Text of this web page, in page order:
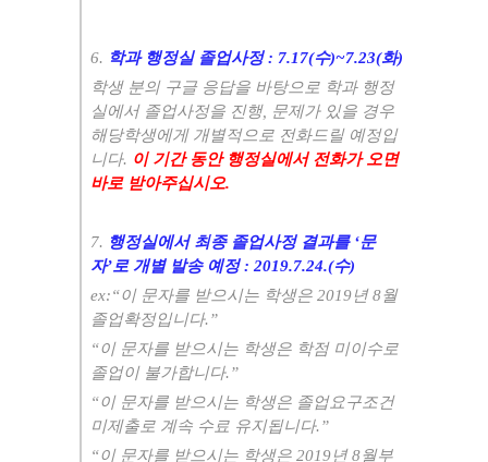
6. 학과 행정실 졸업사정 : 7.17(수)~7.23(화)
학생 분의 구글 응답을 바탕으로 학과 행정
실에서 졸업사정을 진행, 문제가 있을 경우
해당학생에게 개별적으로 전화드릴 예정입
니다. 이 기간 동안 행정실에서 전화가 오면
바로 받아주십시오.
7. 행정실에서 최종 졸업사정 결과를 ‘문
자’로 개별 발송 예정 : 2019.7.24.(수)
ex:“이 문자를 받으시는 학생은 2019년 8월
졸업확정입니다.”
“이 문자를 받으시는 학생은 학점 미이수로
졸업이 불가합니다.”
“이 문자를 받으시는 학생은 졸업요구조건
미제출로 계속 수료 유지됩니다.”
“이 문자를 받으시는 학생은 2019년 8월부